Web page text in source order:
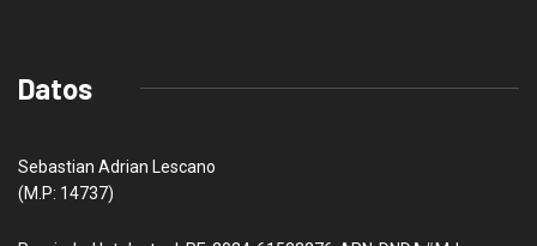
Datos
Sebastian Adrian Lescano
(M.P: 14737)